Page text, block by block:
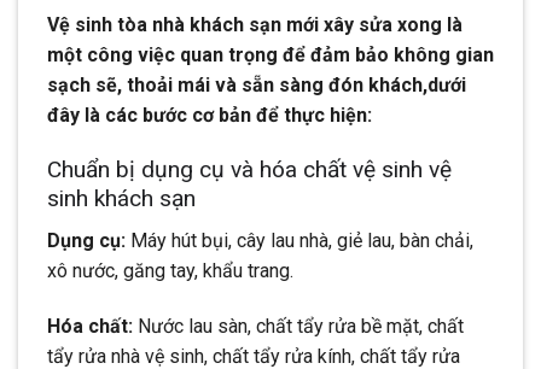
Vệ sinh tòa nhà khách sạn mới xây sửa xong là
một công việc quan trọng để đảm bảo không gian
sạch sẽ, thoải mái và sẵn sàng đón khách,dưới
đây là các bước cơ bản để thực hiện:
Chuẩn bị dụng cụ và hóa chất vệ sinh vệ
sinh khách sạn
Dụng cụ: Máy hút bụi, cây lau nhà, giẻ lau, bàn chải,
xô nước, găng tay, khẩu trang.
Hóa chất: Nước lau sàn, chất tẩy rửa bề mặt, chất
tẩy rửa nhà vệ sinh, chất tẩy rửa kính, chất tẩy rửa